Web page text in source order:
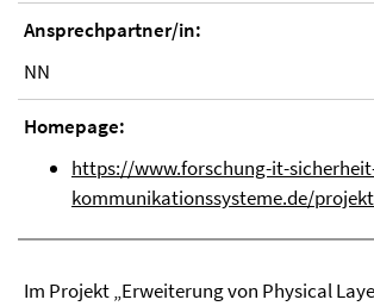
Ansprechpartner/in:
NN
Homepage:
https://www.forschung-it-
kommunikationssysteme.de/
Im Projekt „Erweiterung von Physical